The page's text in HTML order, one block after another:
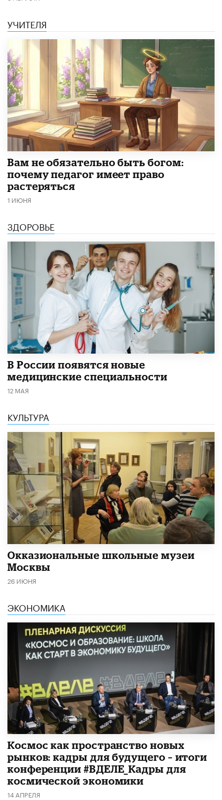
УЧИТЕЛЯ
​Вам не обязательно быть богом:
почему педагог имеет право
растеряться
1 ИЮНЯ
ЗДОРОВЬЕ
В России появятся новые
медицинские специальности
12 МАЯ
КУЛЬТУРА
​Окказиональные школьные музеи
Москвы
26 ИЮНЯ
ЭКОНОМИКА
Космос как пространство новых
рынков: кадры для будущего – итоги
конференции #ВДЕЛЕ_Кадры для
космической экономики
14 АПРЕЛЯ